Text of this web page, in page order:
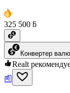
325 500 ƃ
Конвертер
Realt